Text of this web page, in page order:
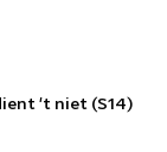
't niet (S14)